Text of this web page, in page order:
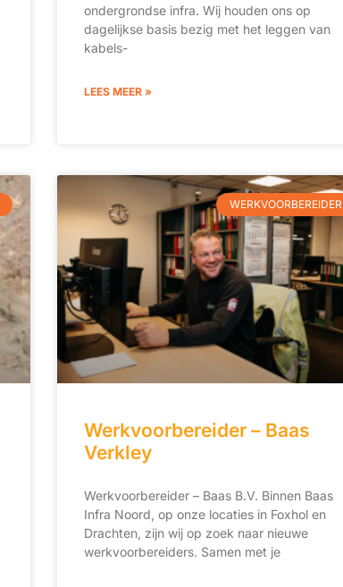
ondergrondse infra. Wij houden ons op
dagelijkse basis bezig met het leggen van
kabels-
LEES MEER »
WERKVOORBEREIDER
Werkvoorbereider – Baas
Verkley
Werkvoorbereider – Baas B.V. Binnen Baas
Infra Noord, op onze locaties in Foxhol en
Drachten, zijn wij op zoek naar nieuwe
werkvoorbereiders. Samen met je